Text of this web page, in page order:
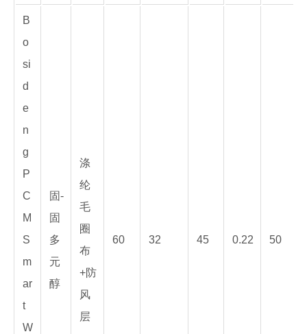
B
o
si
d
e
n
g
P
C
M
S
m
ar
t
W
固-
固
多
元
醇
涤
纶
毛
圈
布
+防
风
层
60 32 45 0.22 50